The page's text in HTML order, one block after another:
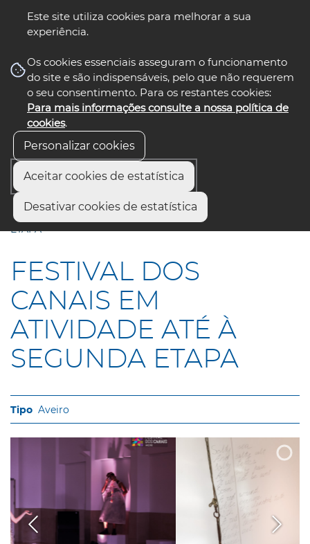
Este site utiliza cookies para melhorar a sua
experiência.
Os cookies essenciais asseguram o funcionamento
do site e são indispensáveis, pelo que não requerem
o seu consentimento. Para os restantes cookies:
Para mais informações consulte a nossa política de
cookies.
Personalizar cookies
Aceitar cookies de estatística
Desativar cookies de estatística
nos select language
Início
FESTIVAL DOS CANAIS EM ATIVIDADE ATÉ À SEGUNDA
ETAPA
FESTIVAL DOS
CANAIS EM
ATIVIDADE ATÉ À
SEGUNDA ETAPA
Aveiro